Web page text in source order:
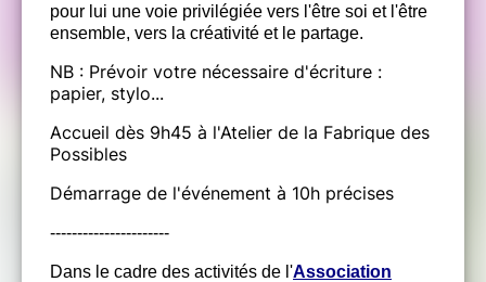
pour lui une voie privilégiée vers l'être soi et l'être
ensemble, vers la créativité et le partage.
NB : Prévoir votre nécessaire d'écriture :
papier, stylo...
Accueil dès 9h45 à l'Atelier de la Fabrique des
Possibles
Démarrage de l'événement à 10h précises
----------------------
Dans le cadre des activités de l'Association